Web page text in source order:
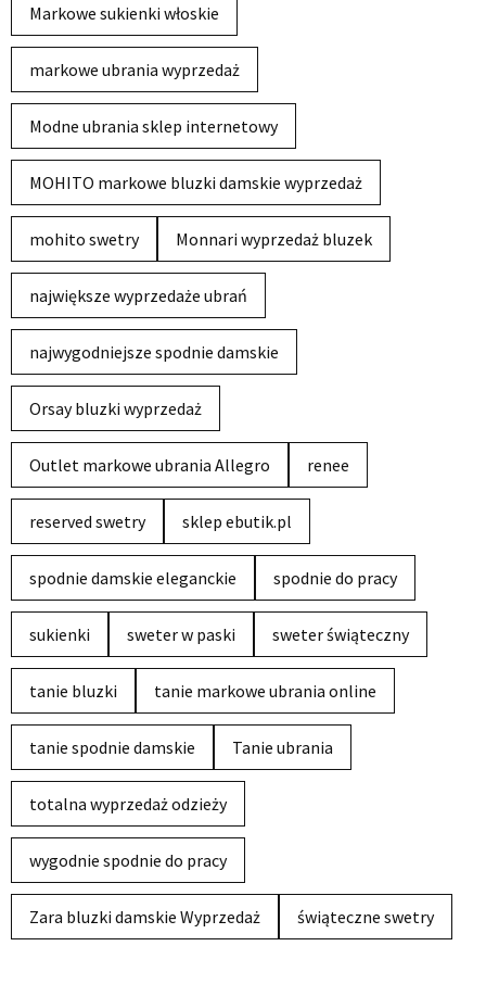
Markowe sukienki włoskie
markowe ubrania wyprzedaż
Modne ubrania sklep internetowy
MOHITO markowe bluzki damskie wyprzedaż
mohito swetry Monnari wyprzedaż bluzek
największe wyprzedaże ubrań
najwygodniejsze spodnie damskie
Orsay bluzki wyprzedaż
Outlet markowe ubrania Allegro renee
reserved swetry sklep ebutik.pl
spodnie damskie eleganckie spodnie do pracy
sukienki sweter w paski sweter świąteczny
tanie bluzki tanie markowe ubrania online
tanie spodnie damskie Tanie ubrania
totalna wyprzedaż odzieży
wygodnie spodnie do pracy
Zara bluzki damskie Wyprzedaż świąteczne swetry